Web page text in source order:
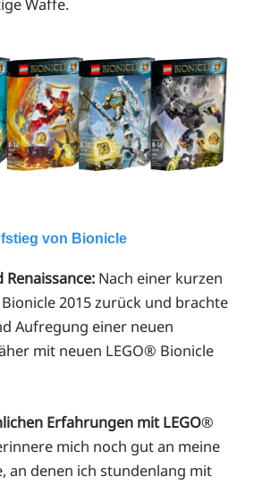
Waffe.
von Bionicle
Nach einer kurzen
2015 zurück und brachte
Aufregung einer neuen
mit neuen LEGO® Bionicle
Erfahrungen mit LEGO®
mich noch gut an meine
an denen ich stundenlang mit